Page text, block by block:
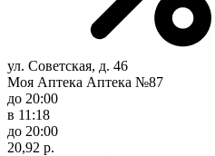
ул. Советская, д. 46
Моя Аптека Аптека №87
до 20:00
в 11:18
до 20:00
20,92 р.